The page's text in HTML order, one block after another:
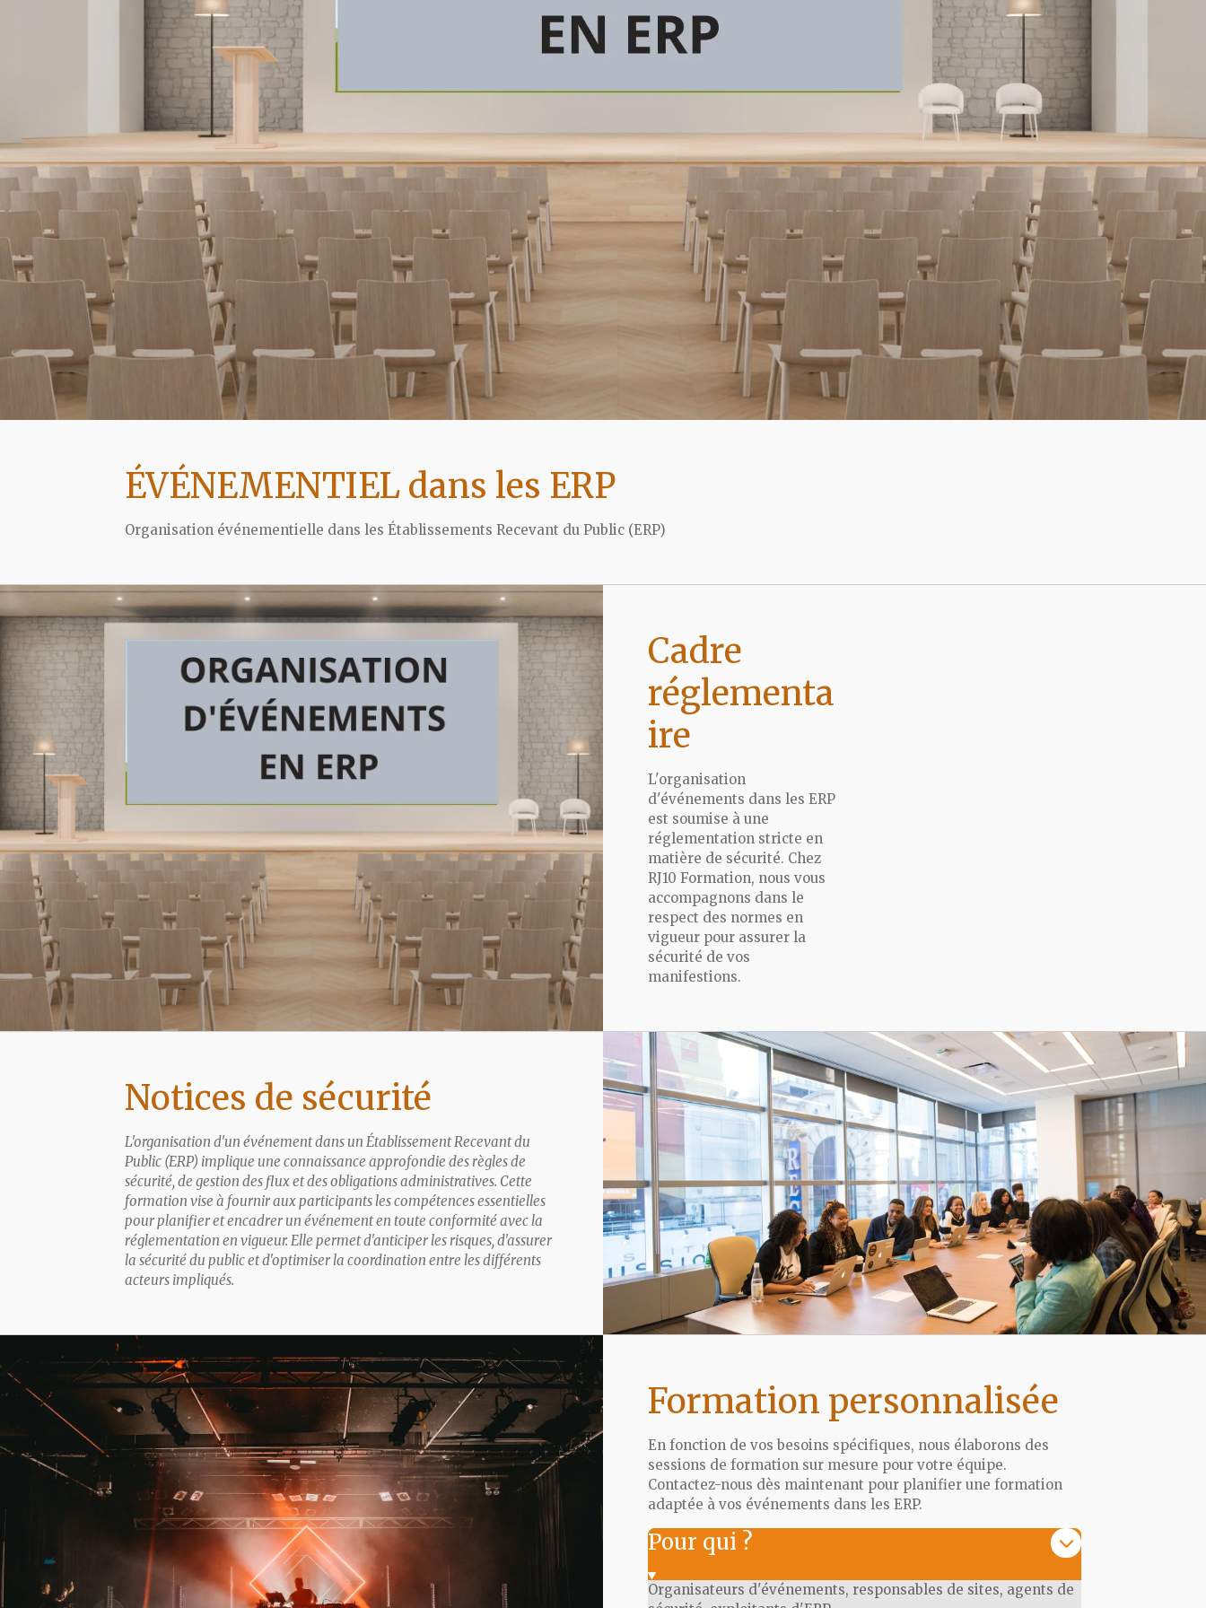
ÉVÉNEMENTIEL dans les ERP
Organisation événementielle dans les Établissements Recevant du Public (ERP)
Cadre
réglementa
ire
L'organisation
d'événements dans les ERP
est soumise à une
réglementation stricte en
matière de sécurité. Chez
RJ10 Formation, nous vous
accompagnons dans le
respect des normes en
vigueur pour assurer la
sécurité de vos
manifestions.
Notices de sécurité
L'organisation d'un événement dans un Établissement Recevant du
Public (ERP) implique une connaissance approfondie des règles de
sécurité, de gestion des flux et des obligations administratives. Cette
formation vise à fournir aux participants les compétences essentielles
pour planifier et encadrer un événement en toute conformité avec la
réglementation en vigueur. Elle permet d'anticiper les risques, d'assurer
la sécurité du public et d'optimiser la coordination entre les différents
acteurs impliqués.
Formation personnalisée
En fonction de vos besoins spécifiques, nous élaborons des
sessions de formation sur mesure pour votre équipe.
Contactez-nous dès maintenant pour planifier une formation
adaptée à vos événements dans les ERP.
Pour qui ?
Organisateurs d'événements, responsables de sites, agents de